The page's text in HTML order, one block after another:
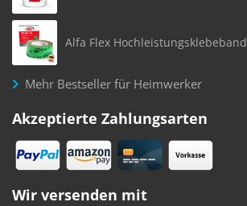
Alfa Flex Hochleistungsklebeband
Mehr Bestseller für Heimwerker
Akzeptierte Zahlungsarten
Wir versenden mit